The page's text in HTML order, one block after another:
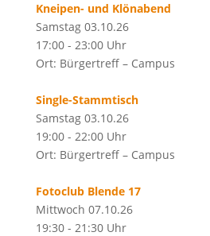
Kneipen- und Klönabend
Samstag 03.10.26
17:00 - 23:00 Uhr
Ort: Bürgertreff – Campus
Single-Stammtisch
Samstag 03.10.26
19:00 - 22:00 Uhr
Ort: Bürgertreff – Campus
Fotoclub Blende 17
Mittwoch 07.10.26
19:30 - 21:30 Uhr